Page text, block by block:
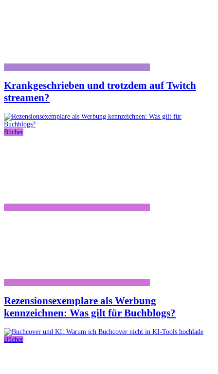
Krankgeschrieben und trotzdem auf Twitch
streamen?
Bücher
Rezensionsexemplare als Werbung
kennzeichnen: Was gilt für Buchblogs?
Bücher